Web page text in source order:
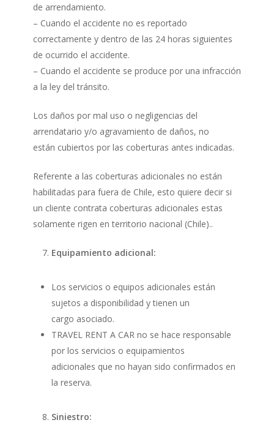
de arrendamiento.
– Cuando el accidente no es reportado
correctamente y dentro de las 24 horas siguientes
de ocurrido el accidente.
– Cuando el accidente se produce por una infracción
a la ley del tránsito.
Los daños por mal uso o negligencias del
arrendatario y/o agravamiento de daños, no
están cubiertos por las coberturas antes indicadas.
Referente a las coberturas adicionales no están
habilitadas para fuera de Chile, esto quiere decir si
un cliente contrata coberturas adicionales estas
solamente rigen en territorio nacional (Chile)..
Equipamiento adicional:
Los servicios o equipos adicionales están
sujetos a disponibilidad y tienen un
cargo asociado.
TRAVEL RENT A CAR no se hace responsable
por los servicios o equipamientos
adicionales que no hayan sido confirmados en
la reserva.
Siniestro: